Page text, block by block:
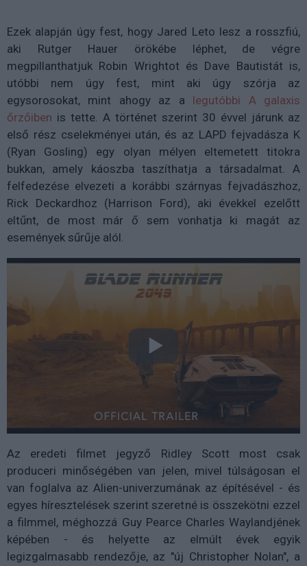
Ezek alapján úgy fest, hogy Jared Leto lesz a rosszfiú,
aki Rutger Hauer örökébe léphet, de végre
megpillanthatjuk Robin Wrightot és Dave Bautistát is,
utóbbi nem úgy fest, mint aki úgy szórja az
egysorosokat, mint ahogy az a legutóbbi A galaxis
őrzőiben is tette. A történet szerint 30 évvel járunk az
első rész cselekményei után, és az LAPD fejvadásza K
(Ryan Gosling) egy olyan mélyen eltemetett titokra
bukkan, amely káoszba taszíthatja a társadalmat. A
felfedezése elvezeti a korábbi szárnyas fejvadászhoz,
Rick Deckardhoz (Harrison Ford), aki évekkel ezelőtt
eltűnt, de most már ő sem vonhatja ki magát az
események sűrűje alól.
Az eredeti filmet jegyző Ridley Scott most csak
produceri minőségében van jelen, mivel túlságosan el
van foglalva az Alien-univerzumának az építésével - és
egyes híresztelések szerint szeretné is összekötni ezzel
a filmmel, méghozzá Guy Pearce Charles Waylandjének
képében - és helyette az elmúlt évek egyik
legizgalmasabb rendezője, az "új Christopher Nolan", a